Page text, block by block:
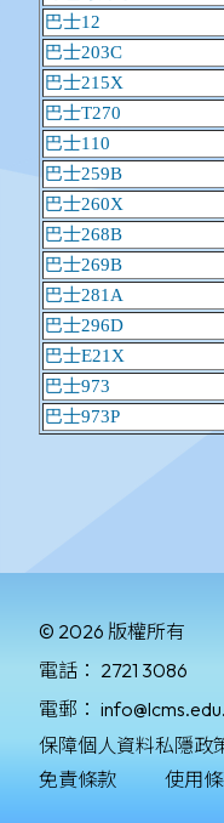
© 2026 版權所有
電話： 2721 3086
電郵：
保障個人資料私隱政
免責條款
使用